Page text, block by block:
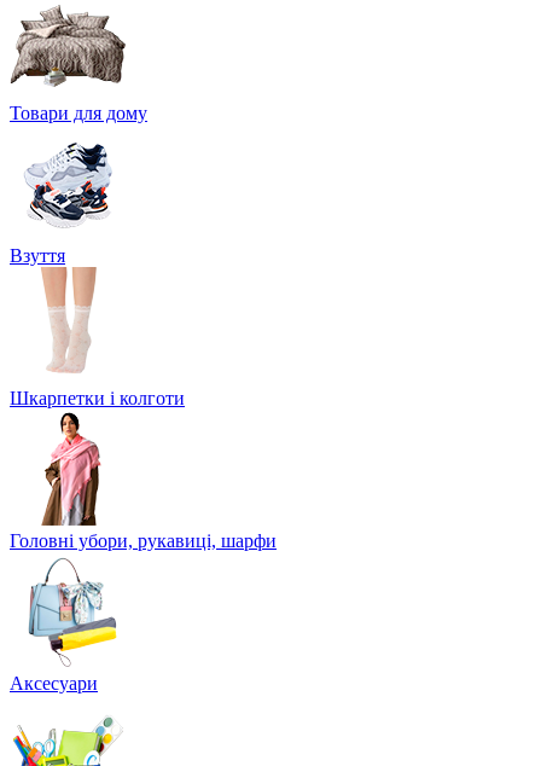
Товари для дому
Взуття
Шкарпетки і колготи
Головні убори, рукавиці, шарфи
Аксесуари